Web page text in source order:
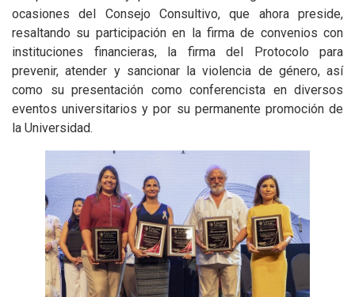
ocasiones del Consejo Consultivo, que ahora preside,
resaltando su participación en la firma de convenios con
instituciones financieras, la firma del Protocolo para
prevenir, atender y sancionar la violencia de género, así
como su presentación como conferencista en diversos
eventos universitarios y por su permanente promoción de
la Universidad.